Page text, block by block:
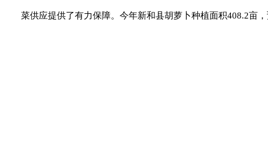
菜供应提供了有力保障。今年新和县胡萝卜种植面积408.2亩